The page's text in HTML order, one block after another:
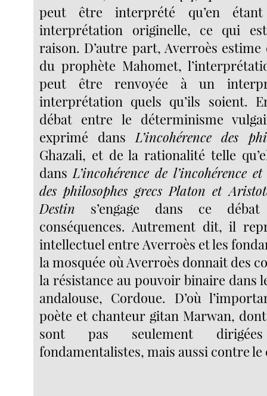
peut être interprété qu’en
interprétation originelle, ce qui
raison. D’autre part, Averroès estime
du prophète Mahomet,
peut être renvoyée à un
interprétation quels qu’ils soient.
débat entre le déterminisme
exprimé dansL’incohérence des
Ghazali, et de la rationalité telle
dansL’incohérence de l’incohérence
des philosophes grecs Platon et
Destin s’engage dans ce
conséquences. Autrement dit, il
intellectuel entre Averroès et les
la mosquée où Averroès donnait des
la résistance au pouvoir binaire dans
andalouse, Cordoue. D’où
poète et chanteur gitan Marwan,
sont pas seulement
fondamentalistes, mais aussi contre